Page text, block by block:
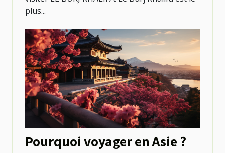
plus...
Pourquoi voyager en Asie ?